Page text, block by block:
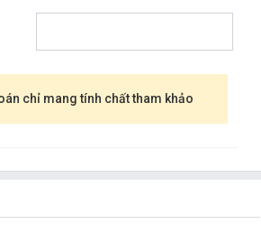
chỉ mang tính chất tham khảo